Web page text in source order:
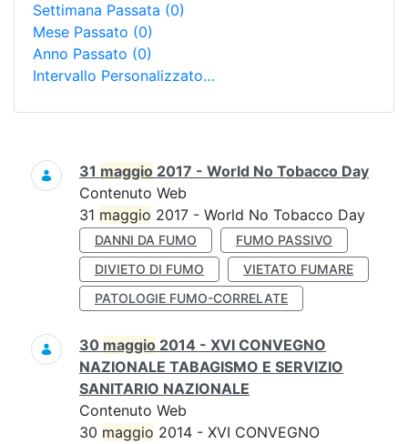
Settimana Passata (0)
Mese Passato (0)
Anno Passato (0)
Intervallo Personalizzato…
Ricerca
31 maggio 2017 - World No Tobacco Day
Contenuto Web
31 maggio 2017 - World No Tobacco Day
DANNI DA FUMO
FUMO PASSIVO
DIVIETO DI FUMO
VIETATO FUMARE
PATOLOGIE FUMO-CORRELATE
30 maggio 2014 - XVI CONVEGNO
NAZIONALE TABAGISMO E SERVIZIO
SANITARIO NAZIONALE
Contenuto Web
30 maggio 2014 - XVI CONVEGNO